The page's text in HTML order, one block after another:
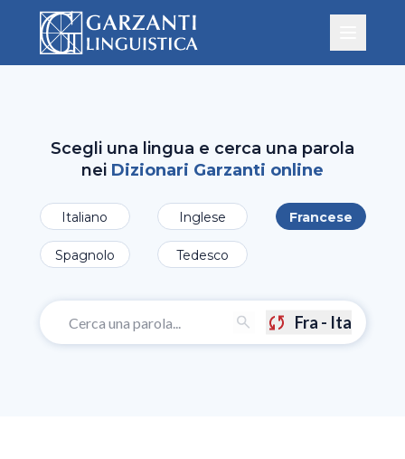
Scegli una lingua e cerca una parola
nei Dizionari Garzanti online
Italiano Inglese Francese
Spagnolo Tedesco
Fra - Ita